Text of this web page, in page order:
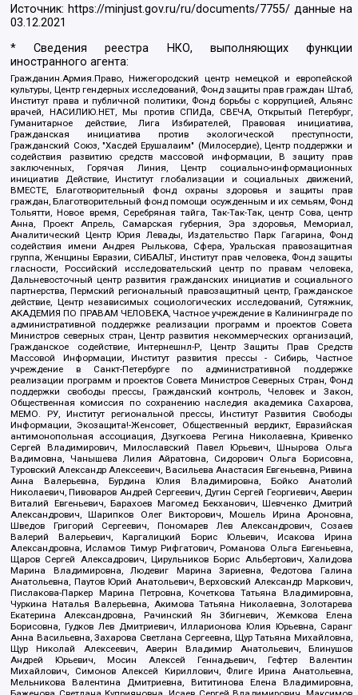
Источник: https://minjust.gov.ru/ru/documents/7755/ данные на
03.12.2021
* Сведения реестра НКО, выполняющих функции
иностранного агента:
Гражданин.Армия.Право, Нижегородский центр немецкой и европейской
культуры, Центр гендерных исследований, Фонд защиты прав граждан Штаб,
Институт права и публичной политики, Фонд борьбы с коррупцией, Альянс
врачей, НАСИЛИЮ.НЕТ, Мы против СПИДа, СВЕЧА, Открытый Петербург,
Гуманитарное действие, Лига Избирателей, Правовая инициатива,
Гражданская инициатива против экологической преступности,
Гражданский Союз, "Хасдей Ерушалаим" (Милосердие), Центр поддержки и
содействия развитию средств массовой информации, В защиту прав
заключенных, Горячая Линия, Центр социально-информационных
инициатив Действие, Институт глобализации и социальных движений,
ВМЕСТЕ, Благотворительный фонд охраны здоровья и защиты прав
граждан, Благотворительный фонд помощи осужденным и их семьям, Фонд
Тольятти, Новое время, Серебряная тайга, Так-Так-Так, центр Сова, центр
Анна, Проект Апрель, Самарская губерния, Эра здоровья, Мемориал,
Аналитический Центр Юрия Левады, Издательство Парк Гагарина, Фонд
содействия имени Андрея Рылькова, Сфера, Уральская правозащитная
группа, Женщины Евразии, СИБАЛЬТ, Институт прав человека, Фонд защиты
гласности, Российский исследовательский центр по правам человека,
Дальневосточный центр развития гражданских инициатив и социального
партнерства, Пермский региональный правозащитный центр, Гражданское
действие, Центр независимых социологических исследований, Сутяжник,
АКАДЕМИЯ ПО ПРАВАМ ЧЕЛОВЕКА, Частное учреждение в Калининграде по
административной поддержке реализации программ и проектов Совета
Министров северных стран, Центр развития некоммерческих организаций,
Гражданское содействие, Интернешнл-Р, Центр Защиты Прав Средств
Массовой Информации, Институт развития прессы - Сибирь, Частное
учреждение в Санкт-Петербурге по административной поддержке
реализации программ и проектов Совета Министров Северных Стран, Фонд
поддержки свободы прессы, Гражданский контроль, Человек и Закон,
Общественная комиссия по сохранению наследия академика Сахарова,
МЕМО. РУ, Институт региональной прессы, Институт Развития Свободы
Информации, Экозащита!-Женсовет, Общественный вердикт, Евразийская
антимонопольная ассоциация, Дзугкоева Регина Николаевна, Кривенко
Сергей Владимирович, Милославский Павел Юрьевич, Шнырова Ольга
Вадимовна, Чанышева Лилия Айратовна, Сидорович Ольга Борисовна,
Туровский Александр Алексеевич, Васильева Анастасия Евгеньевна, Ривина
Анна Валерьевна, Бурдина Юлия Владимировна, Бойко Анатолий
Николаевич, Пивоваров Андрей Сергеевич, Дугин Сергей Георгиевич, Аверин
Виталий Евгеньевич, Барахоев Магомед Бекханович, Шевченко Дмитрий
Александрович, Шарипков Олег Викторович, Мошель Ирина Ароновна,
Шведов Григорий Сергеевич, Пономарев Лев Александрович, Созаев
Валерий Валерьевич, Каргалицкий Борис Юльевич, Исакова Ирина
Александровна, Исламов Тимур Рифгатович, Романова Ольга Евгеньевна,
Щаров Сергей Алексадрович, Цирульников Борис Альбертович, Халидова
Марина Владимировна, Людевиг Марина Зариевна, Федотова Галина
Анатольевна, Паутов Юрий Анатольевич, Верховский Александр Маркович,
Пислакова-Паркер Марина Петровна, Кочеткова Татьяна Владимировна,
Чуркина Наталья Валерьевна, Акимова Татьяна Николаевна, Золотарева
Екатерина Александровна, Рачинский Ян Збигневич, Жемкова Елена
Борисовна, Гудков Лев Дмитриевич, Илларионова Юлия Юрьевна, Саранг
Анна Васильевна, Захарова Светлана Сергеевна, Щур Татьяна Михайловна,
Щур Николай Алексеевич, Аверин Владимир Анатольевич, Блинушов
Андрей Юрьевич, Мосин Алексей Геннадьевич, Гефтер Валентин
Михайлович, Симонов Алексей Кириллович, Флиге Ирина Анатольевна,
Мельникова Валентина Дмитриевна, Вититинова Елена Владимировна,